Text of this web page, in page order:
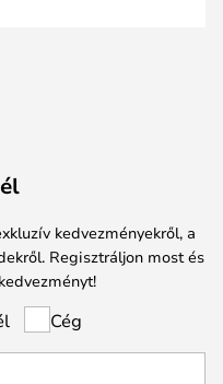
kedvezményekről, a
Regisztráljon most és
Cég